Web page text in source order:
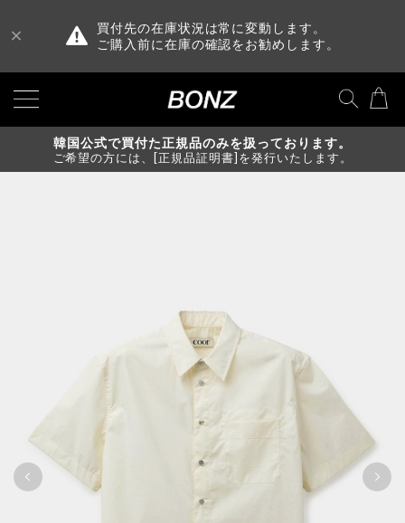
買付先の在庫状況は常に変動します。
ご購入前に在庫の確認をお勧めします。
韓国公式で買付た正規品のみを扱っております。
ご希望の方には、[正規品証明書]を発行いたします。